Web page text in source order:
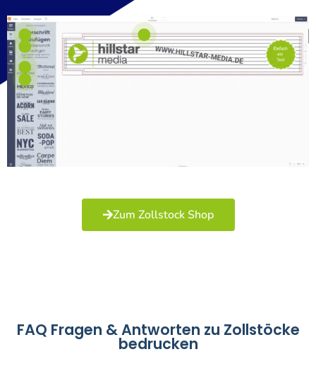
Zum Zollstock Shop
FAQ Fragen & Antworten zu Zollstöcke
bedrucken